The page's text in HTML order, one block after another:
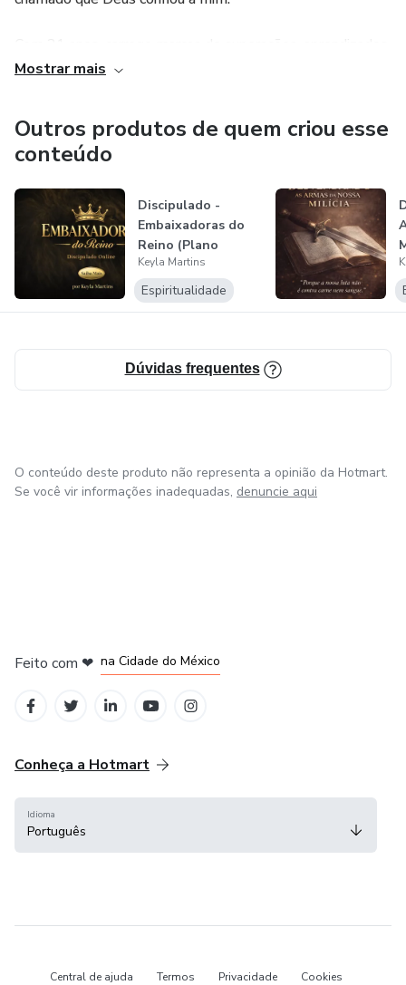
e uma paixão genuína por ver mulheres despertando para
Já vivi processos profundos de cura, restauração e
alinhamento, e é com base nessa trajetória que
compartilho tudo o que tenho aprendido.
Acredito no poder da Palavra, no reencontro com a
essência, e na força de uma mulher posicionada em fé.
O meu propósito é fazer você descobrir o seu!!!
Você não está aqui por acaso.
Mostrar mais
Outros produtos de quem criou esse
conteúdo
Discipulado -
Embaixadoras do
Reino (Plano
mensal)
Keyla Martins
Espiritualidade
Dúvidas frequentes
O conteúdo deste produto não representa a opinião da Hotmart.
Se você vir informações inadequadas, denuncie aqui
Feito com ❤ na Cidade do México
Conheça a Hotmart
Idioma
Português
Central de ajuda Termos Privacidade Cookies